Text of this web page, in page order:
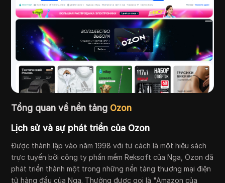
Tổng quan về nền tảng Ozon
Lịch sử và sự phát triển của Ozon
Được thành lập vào năm 1998 với tư cách là một hiệu sách
trực tuyến bởi công ty phần mềm Reksoft của Nga, Ozon đã
phát triển thành một trong những nền tảng thương mại điện
tử hàng đầu của Nga. Thường được gọi là "Amazon của